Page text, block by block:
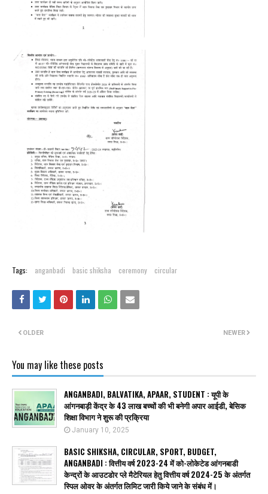
Tags: anganbadi basic shiksha ceremony circular
NEWER
OLDER
You may like these posts
ANGANBADI, BALVATIKA, APAAR, STUDENT : यूपी के
आंगनबाड़ी केंद्र के 43 लाख बच्चों की भी बनेगी अपार आईडी, बेसिक
शिक्षा विभाग ने शुरू की प्रक्रिया
January 10, 2025
BASIC SHIKSHA, CIRCULAR, SPORT, BUDGET,
ANGANBADI : वित्तीय वर्ष 2023-24 में को-लोकेटेड आंगनबाडी
केन्द्रों के आउटडोर प्ले मैटेरियल हेतु वित्तीय वर्ष 2024-25 के अंतर्गत
स्पिल ओवर के अंतर्गत लिमिट जारी किये जाने के संबंध में।